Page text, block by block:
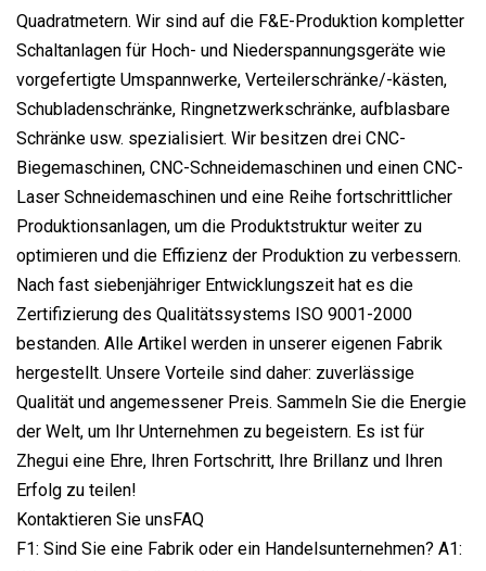
Quadratmetern. Wir sind auf die F&E-Produktion kompletter
Schaltanlagen für Hoch- und Niederspannungsgeräte wie
vorgefertigte Umspannwerke, Verteilerschränke/-kästen,
Schubladenschränke, Ringnetzwerkschränke, aufblasbare
Schränke usw. spezialisiert. Wir besitzen drei CNC-
Biegemaschinen, CNC-Schneidemaschinen und einen CNC-
Laser Schneidemaschinen und eine Reihe fortschrittlicher
Produktionsanlagen, um die Produktstruktur weiter zu
optimieren und die Effizienz der Produktion zu verbessern.
Nach fast siebenjähriger Entwicklungszeit hat es die
Zertifizierung des Qualitätssystems ISO 9001-2000
bestanden. Alle Artikel werden in unserer eigenen Fabrik
hergestellt. Unsere Vorteile sind daher: zuverlässige
Qualität und angemessener Preis. Sammeln Sie die Energie
der Welt, um Ihr Unternehmen zu begeistern. Es ist für
Zhegui eine Ehre, Ihren Fortschritt, Ihre Brillanz und Ihren
Erfolg zu teilen!
Kontaktieren Sie unsFAQ
F1: Sind Sie eine Fabrik oder ein Handelsunternehmen? A1: